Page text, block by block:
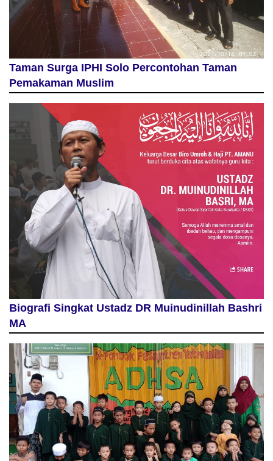
Taman Surga IPHI Solo Percontohan Taman
Pemakaman Muslim
Biografi Singkat Ustadz DR Muinudinillah Bashri
MA